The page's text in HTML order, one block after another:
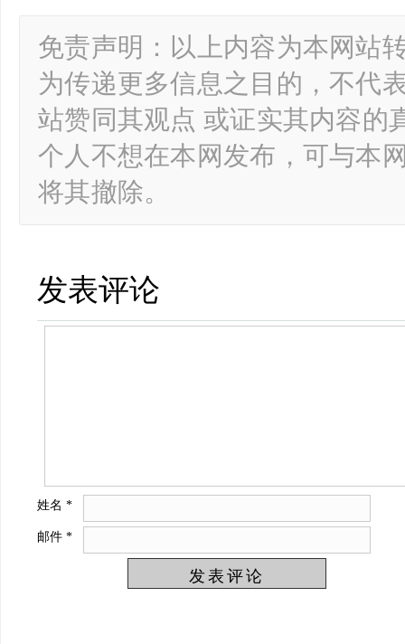
免责声明：以上内容为本网站
为传递更多信息之目的，不代
站赞同其观点 或证实其内容的
个人不想在本网发布，可与本
将其撤除。
发表评论
姓名 *
邮件 *